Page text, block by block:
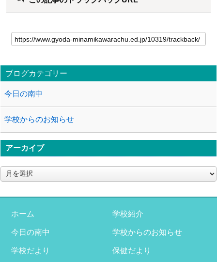
ブログカテゴリー
今日の南中
学校からのお知らせ
アーカイブ
ア
ー
イ
ホーム 学校紹介
今日の南中 学校からのお知らせ
学校だより 保健だより